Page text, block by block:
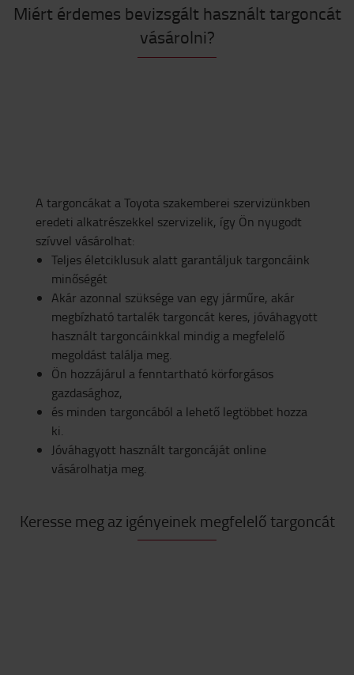
Miért érdemes bevizsgált használt targoncát
vásárolni?
A targoncákat a Toyota szakemberei szervizünkben
eredeti alkatrészekkel szervizelik, így Ön nyugodt
szívvel vásárolhat:
Teljes életciklusuk alatt garantáljuk targoncáink
minőségét
Akár azonnal szüksége van egy járműre, akár
megbízható tartalék targoncát keres, jóváhagyott
használt targoncáinkkal mindig a megfelelő
megoldást találja meg.
Ön hozzájárul a fenntartható körforgásos
gazdasághoz,
és minden targoncából a lehető legtöbbet hozza
ki.
Jóváhagyott használt targoncáját online
vásárolhatja meg.
Keresse meg az igényeinek megfelelő targoncát